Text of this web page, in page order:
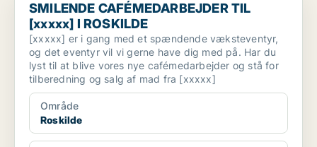
SMILENDE CAFÉMEDARBEJDER TIL
[xxxxx] I ROSKILDE
[xxxxx] er i gang med et spændende væksteventyr,
og det eventyr vil vi gerne have dig med på. Har du
lyst til at blive vores nye cafémedarbejder og stå for
tilberedning og salg af mad fra [xxxxx]
Område
Roskilde